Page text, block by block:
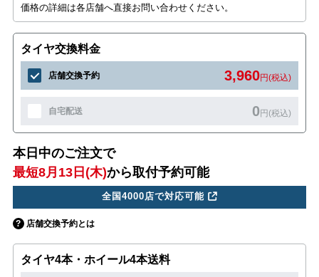
価格の詳細は各店舗へ直接お問い合わせください。
タイヤ交換料金
店舗交換予約 3,960円(税込)
自宅配送 0円(税込)
本日中のご注文で
最短8月13日(木)から取付予約可能
全国4000店で対応可能
店舗交換予約とは
タイヤ4本・ホイール4本送料